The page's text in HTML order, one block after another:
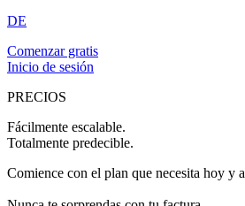
DE
Comenzar gratis
Inicio de sesión
PRECIOS
Fácilmente escalable.
Totalmente predecible.
Comience con el plan que necesita hoy y